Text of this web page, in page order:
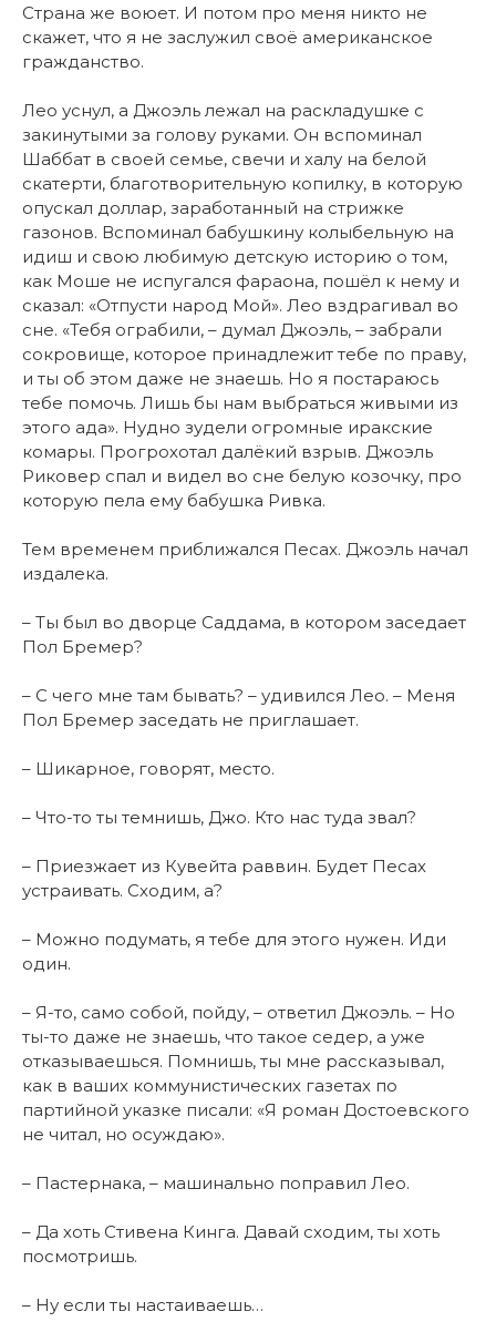
Страна же воюет. И потом про меня никто не
скажет, что я не заслужил своё американское
гражданство.
Лео уснул, а Джоэль лежал на раскладушке с
закинутыми за голову руками. Он вспоминал
Шаббат в своей семье, свечи и халу на белой
скатерти, благотворительную копилку, в которую
опускал доллар, заработанный на стрижке
газонов. Вспоминал бабушкину колыбельную на
идиш и свою любимую детскую историю о том,
как Моше не испугался фараона, пошёл к нему и
сказал: «Отпусти народ Мой». Лео вздрагивал во
сне. «Тебя ограбили, – думал Джоэль, – забрали
сокровище, которое принадлежит тебе по праву,
и ты об этом даже не знаешь. Но я постараюсь
тебе помочь. Лишь бы нам выбраться живыми из
этого ада». Нудно зудели огромные иракские
комары. Прогрохотал далёкий взрыв. Джоэль
Риковер спал и видел во сне белую козочку, про
которую пела ему бабушка Ривка.
Тем временем приближался Песах. Джоэль начал
издалека.
– Ты был во дворце Саддама, в котором заседает
Пол Бремер?
– С чего мне там бывать? – удивился Лео. – Меня
Пол Бремер заседать не приглашает.
– Шикарное, говорят, место.
– Что-то ты темнишь, Джо. Кто нас туда звал?
– Приезжает из Кувейта раввин. Будет Песах
устраивать. Сходим, а?
– Можно подумать, я тебе для этого нужен. Иди
один.
– Я-то, само собой, пойду, – ответил Джоэль. – Но
ты-то даже не знаешь, что такое седер, а уже
отказываешься. Помнишь, ты мне рассказывал,
как в ваших коммунистических газетах по
партийной указке писали: «Я роман Достоевского
не читал, но осуждаю».
– Пастернака, – машинально поправил Лео.
– Да хоть Стивена Кинга. Давай сходим, ты хоть
посмотришь.
– Ну если ты настаиваешь…